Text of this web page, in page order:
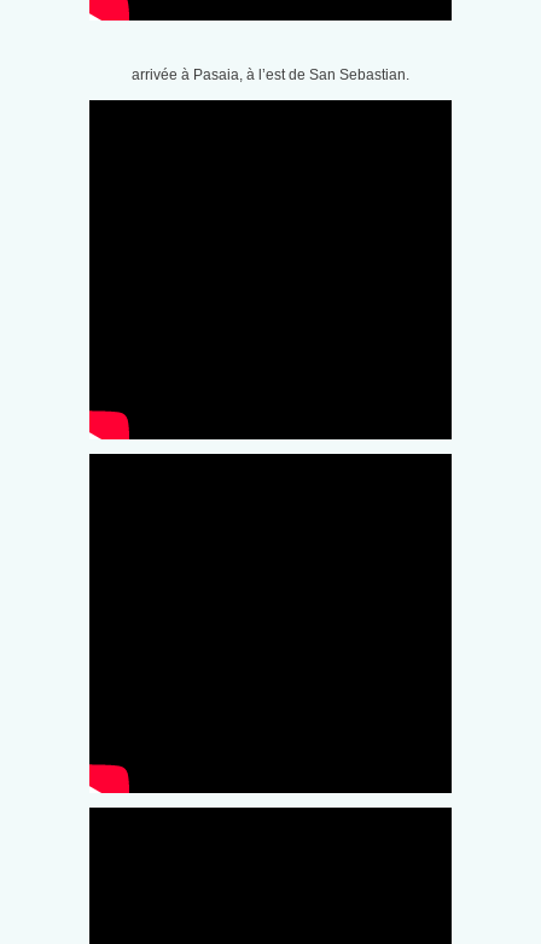
arrivée à Pasaia, à l’est de San Sebastian.